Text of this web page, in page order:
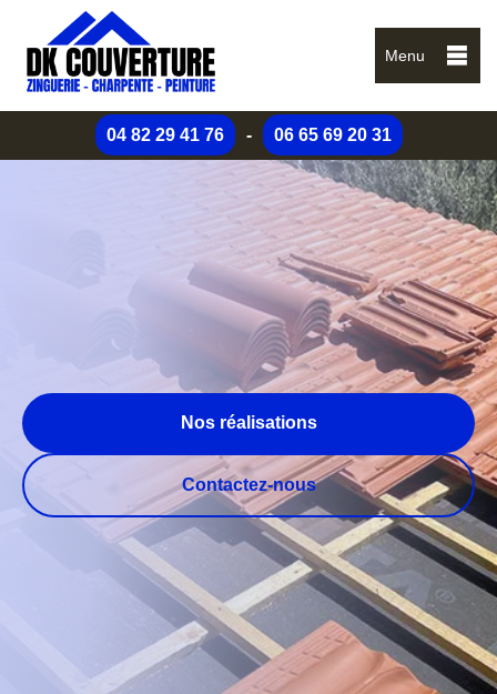
Menu
04 82 29 41 76 - 06 65 69 20 31
Nos réalisations
Contactez-nous